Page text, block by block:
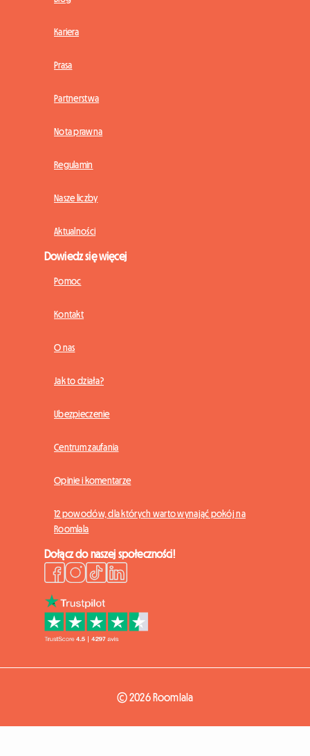
Kariera
Prasa
Partnerstwa
Nota prawna
Regulamin
Nasze liczby
Aktualności
Dowiedz się więcej
Pomoc
Kontakt
O nas
Jak to działa?
Ubezpieczenie
Centrum zaufania
Opinie i komentarze
12 powodów, dla których warto wynająć pokój na
Roomlala
Dołącz do naszej społeczności!
© 2026 Roomlala